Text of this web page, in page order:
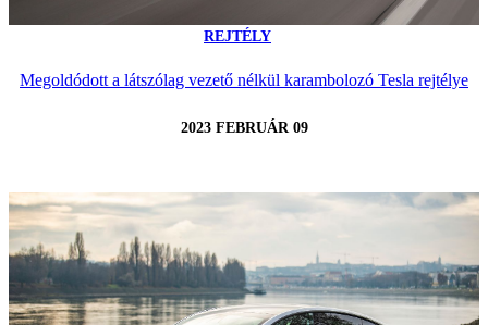
REJTÉLY
Megoldódott a látszólag vezető nélkül karambolozó Tesla rejtélye
2023 FEBRUÁR 09